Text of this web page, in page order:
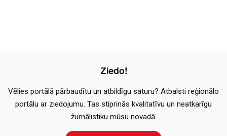
Ziedo!
Vēlies portālā pārbaudītu un atbildīgu saturu? Atbalsti reģionālo
portālu ar ziedojumu. Tas stiprinās kvalitatīvu un neatkarīgu
žurnālistiku mūsu novadā.